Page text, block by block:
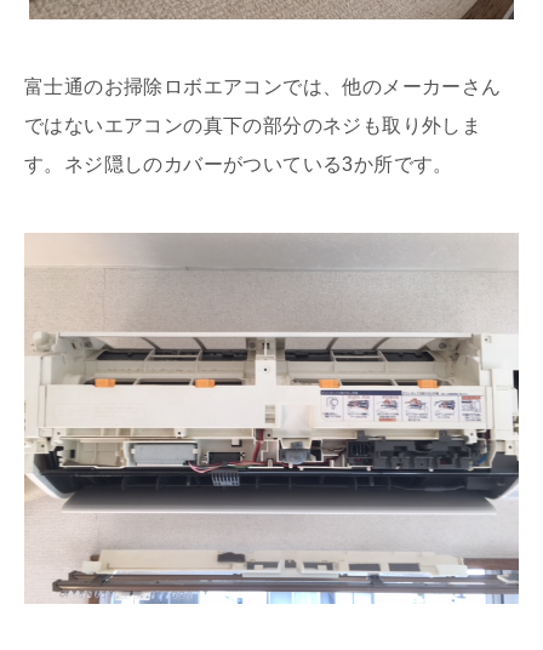
富士通のお掃除ロボエアコンでは、他のメーカーさん
ではないエアコンの真下の部分のネジも取り外しま
す。ネジ隠しのカバーがついている3か所です。